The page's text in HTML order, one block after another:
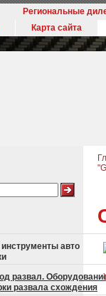
Региональные
Карта сайта
авто
развал.
развала схождения